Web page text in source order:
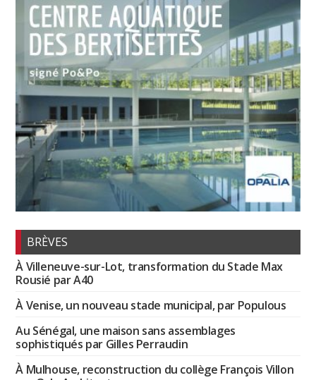
BRÈVES
À Villeneuve-sur-Lot, transformation du Stade Max
Rousié par A40
À Venise, un nouveau stade municipal, par Populous
Au Sénégal, une maison sans assemblages
sophistiqués par Gilles Perraudin
À Mulhouse, reconstruction du collège François Villon